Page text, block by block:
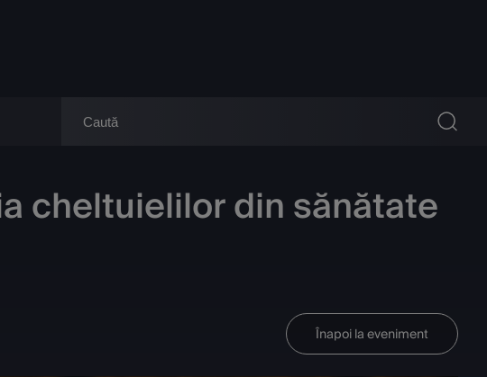
cheltuielilor din sănătate
Înapoi la eveniment